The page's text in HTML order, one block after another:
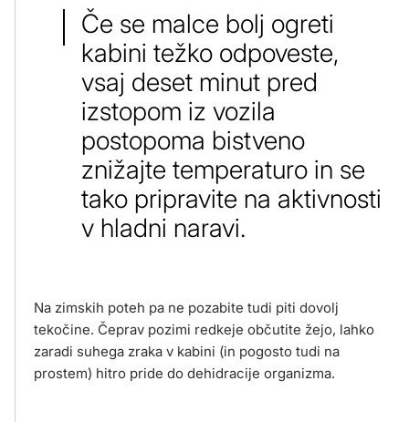
Če se malce bolj ogreti
kabini težko odpoveste,
vsaj deset minut pred
izstopom iz vozila
postopoma bistveno
znižajte temperaturo in se
tako pripravite na aktivnosti
v hladni naravi.
Na zimskih poteh pa ne pozabite tudi piti dovolj
tekočine. Čeprav pozimi redkeje občutite žejo, lahko
zaradi suhega zraka v kabini (in pogosto tudi na
prostem) hitro pride do dehidracije organizma.